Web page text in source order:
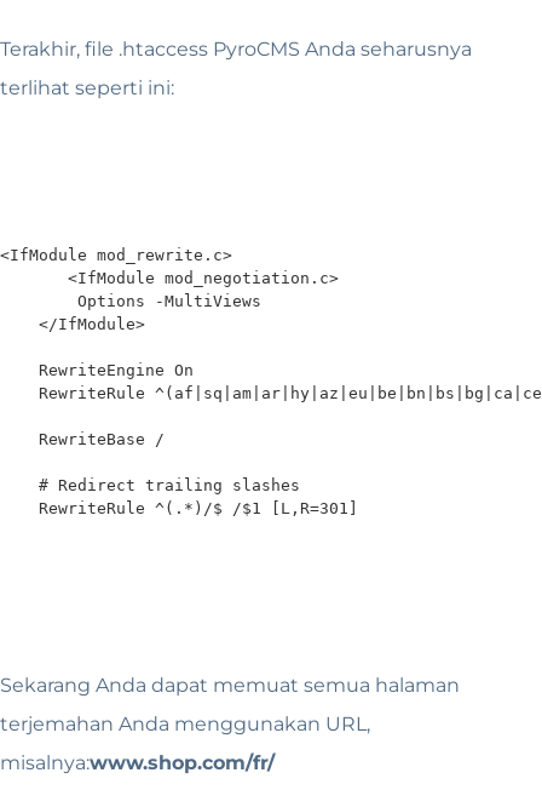
Terakhir, file .htaccess PyroCMS Anda seharusnya
terlihat seperti ini:
<IfModule mod_rewrite.c>
       <IfModule mod_negotiation.c>
        Options -MultiViews
    </IfModule>
    RewriteEngine On
RewriteRule
    RewriteBase /
    # Redirect trailing slashes
    RewriteRule ^(.*)/$ /$1 [L,R=301]
Sekarang Anda dapat memuat semua halaman
terjemahan Anda menggunakan URL,
misalnya:www.shop.com/fr/